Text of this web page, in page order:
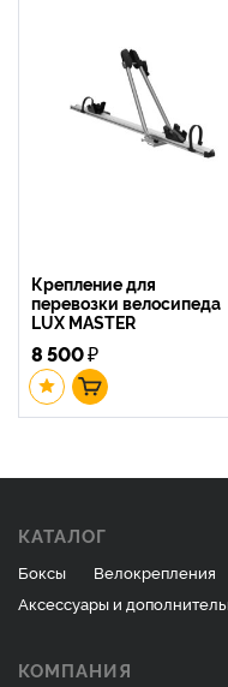
Крепление для
перевозки велосипеда
LUX MASTER
8 500₽
КАТАЛОГ
Боксы Велокрепления
Аксессуары и
КОМПАНИЯ